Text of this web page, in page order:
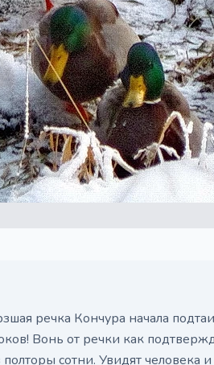
речка Кончура начала
Вонь от речки как
сотни. Увидят